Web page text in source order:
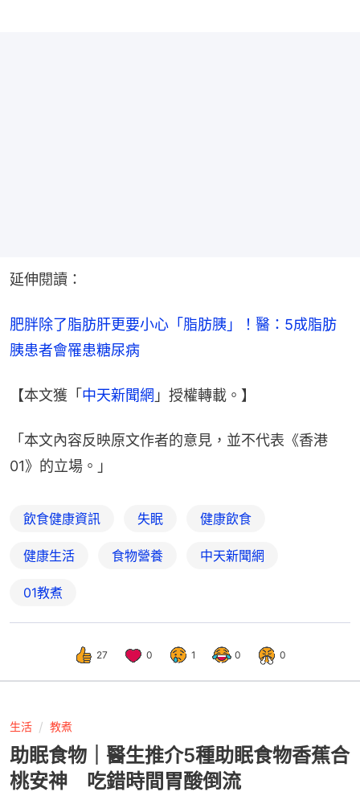
延伸閱讀：
肥胖除了脂肪肝更要小心「脂肪胰」！醫：5成脂肪
胰患者會罹患糖尿病
【本文獲「 中天新聞網 」授權轉載。】
「本文內容反映原文作者的意見，並不代表《香港
01》的立場。」
飲食健康資訊 失眠 健康飲食
健康生活 食物營養 中天新聞網
01教煮
27 0 1 0 0
生活 教煮
助眠食物｜醫生推介5種助眠食物香蕉合
桃安神 吃錯時間胃酸倒流